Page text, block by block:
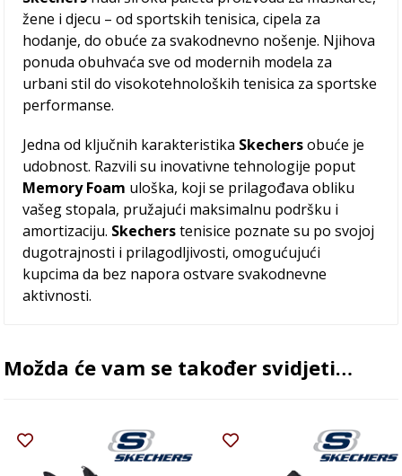
žene i djecu – od sportskih tenisica, cipela za
hodanje, do obuće za svakodnevno nošenje. Njihova
ponuda obuhvaća sve od modernih modela za
urbani stil do visokotehnoloških tenisica za sportske
performanse.
Jedna od ključnih karakteristika Skechersobuće je
udobnost. Razvili su inovativne tehnologije poput
Memory Foam uloška, koji se prilagođava obliku
vašeg stopala, pružajući maksimalnu podršku i
amortizaciju. Skecherstenisice poznate su po svojoj
dugotrajnosti i prilagodljivosti, omogućujući
kupcima da bez napora ostvare svakodnevne
aktivnosti.
Možda će vam se također svidjeti…